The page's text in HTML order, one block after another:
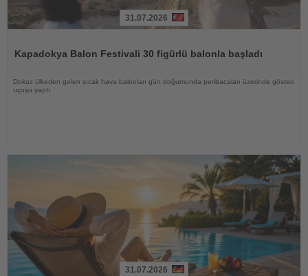
31.07.2026
Kapadokya Balon Festivali 30 figürlü balonla başladı
Dokuz ülkeden gelen sıcak hava balonları gün doğumunda peribacaları üzerinde gösteri
uçuşu yaptı
31.07.2026